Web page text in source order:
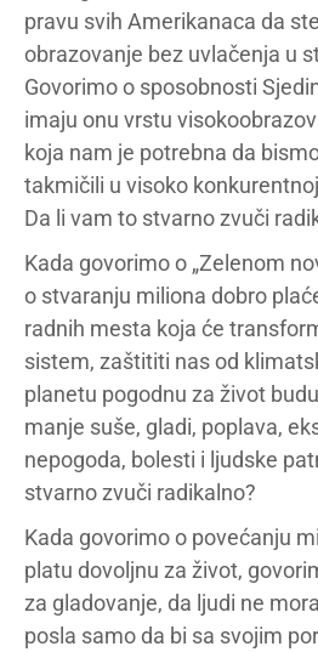
pravu svih Amerikanaca da
obrazovanje bez uvlačenja u
Govorimo o sposobnosti
imaju onu vrstu
koja nam je potrebna da
takmičili u visoko
Da li vam to stvarno zvuči
Kada govorimo o „Zelenom
o stvaranju miliona dobro
radnih mesta koja će
sistem, zaštititi nas od
planetu pogodnu za život
manje suše, gladi, poplava,
nepogoda, bolesti i ljudske
stvarno zvuči radikalno?
Kada govorimo o povećanju
platu dovoljnu za život,
za gladovanje, da ljudi ne
posla samo da bi sa svojim